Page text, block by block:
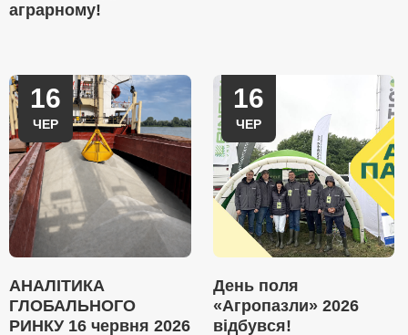
аграрному!
16
ЧЕР
АНАЛІТИКА
ГЛОБАЛЬНОГО
РИНКУ 16 червня 2026
16
ЧЕР
День поля
«Агропазли» 2026
відбувся!